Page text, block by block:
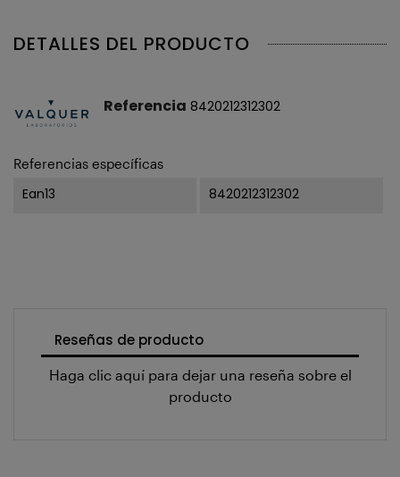
DETALLES DEL PRODUCTO
Referencia 8420212312302
Referencias específicas
Ean13 8420212312302
Reseñas de producto
Haga clic aquí para dejar una reseña sobre el
producto